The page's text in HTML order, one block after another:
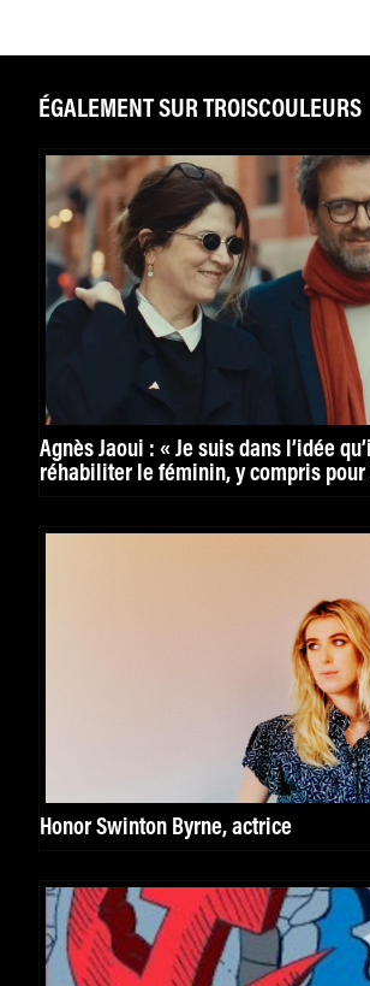
ÉGALEMENT SUR TROISCOULEURS
Agnès Jaoui : « Je suis dans l’idée
réhabiliter le féminin, y compris pour
Honor Swinton Byrne, actrice